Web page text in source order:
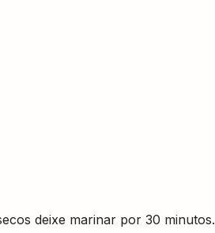
deixe marinar por 30 minutos.